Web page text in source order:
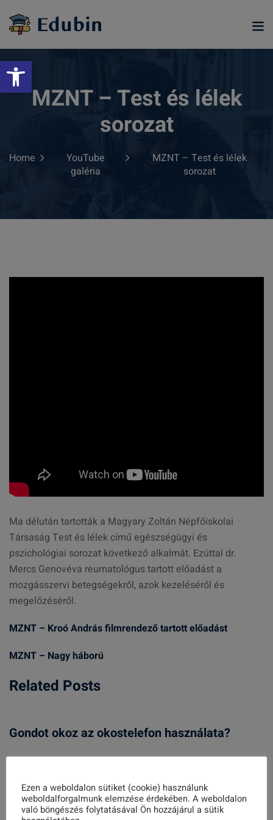
Eszköztár megnyitása
content
MZNT – Test és lélek
sorozat
Home
YouTube
galéria
MZNT – Test és lélek
sorozat
Ma délután tartották a Magyary Zoltán Népfőiskolai
Társaság Test és lélek című egészségügyi és
pszichológiai sorozat következő alkalmát. Ezúttal dr.
Mercs Genovéva reumatológus tartott előadást a
mozgásszervi betegségekről, azok kezeléséről és
megelőzéséről.
MZNT – Kroó András filmrendező tartott előadást
MZNT – Nagy háború
Related Posts
Gondot okoz az okostelefon használata?
Ezen a weboldalon sütiket (cookie) használunk
weboldalforgalmunk elemzése érdekében. A weboldalon
való böngészés folytatásával Ön hozzájárul a sütik